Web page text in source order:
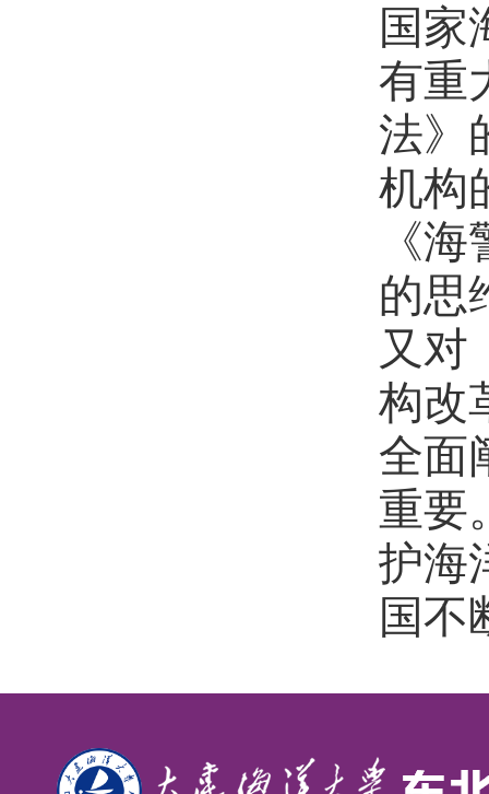
国家
有重
法》
机构
《
的思
又对
构改
全面
重要
护海
国不